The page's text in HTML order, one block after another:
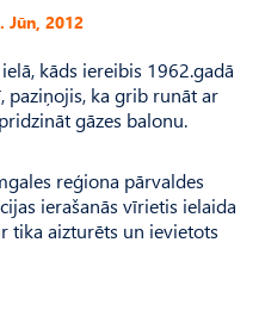
Jūn, 2012
kāds iereibis 1962.gadā
paziņojis, ka grib runāt ar
gāzes balonu.
reģiona pārvaldes
ierašanās vīrietis ielaida
tika aizturēts un ievietots